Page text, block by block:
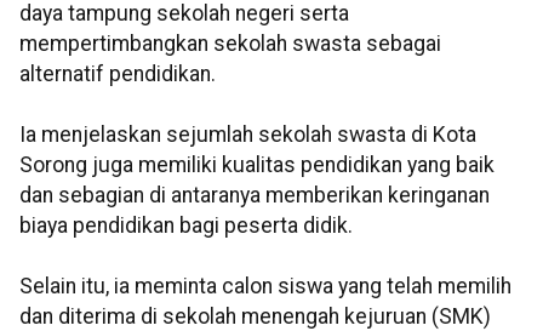
daya tampung sekolah negeri serta
mempertimbangkan sekolah swasta sebagai
alternatif pendidikan.
Ia menjelaskan sejumlah sekolah swasta di Kota
Sorong juga memiliki kualitas pendidikan yang baik
dan sebagian di antaranya memberikan keringanan
biaya pendidikan bagi peserta didik.
Selain itu, ia meminta calon siswa yang telah memilih
dan diterima di sekolah menengah kejuruan (SMK)